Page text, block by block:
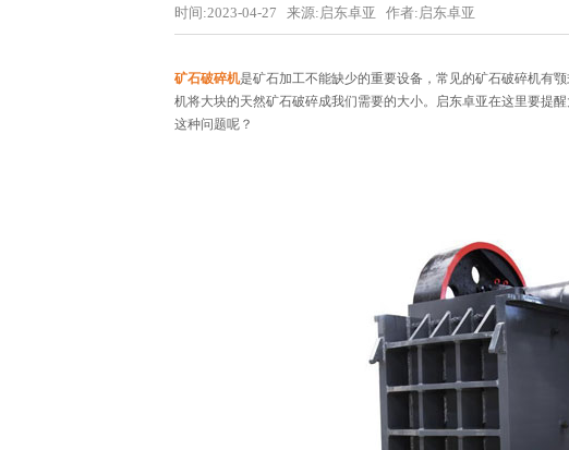
时间:2023-04-27 来源:启东卓亚 作者:启东卓亚
矿石破碎机是矿石加工不能缺少的重要设备，常见的矿石破碎机有
机将大块的天然矿石破碎成我们需要的大小。启东卓亚在这里要提
这种问题呢？